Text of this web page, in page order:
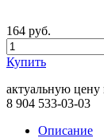
164 руб.
Купить
актуальную цену
8 904 533-03-03
Описание